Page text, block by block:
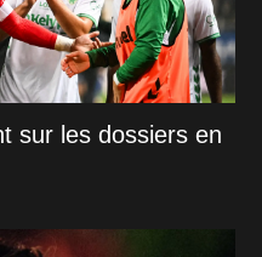
sur les dossiers en